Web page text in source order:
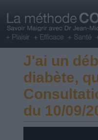
J'ai un
diabète,
du 10/09/